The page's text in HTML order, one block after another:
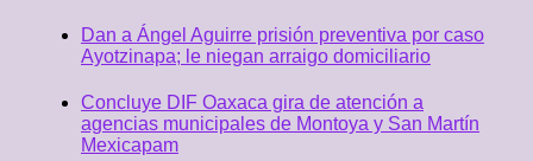
Dan a Ángel Aguirre prisión preventiva por caso
Ayotzinapa; le niegan arraigo domiciliario
Concluye DIF Oaxaca gira de atención a
agencias municipales de Montoya y San Martín
Mexicapam